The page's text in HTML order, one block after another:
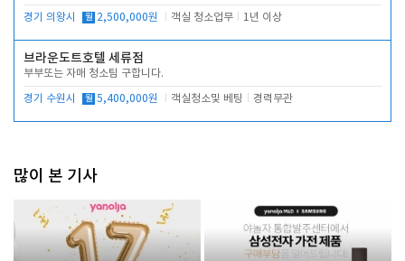
경기 의왕시 월 2,500,000원 객실 청소업무 1년 이상
브라운도트호텔 세류점
부부또는 자매 청소팀 구합니다.
경기 수원시 월 5,400,000원 객실청소및 베팅 경력무관
많이 본 기사